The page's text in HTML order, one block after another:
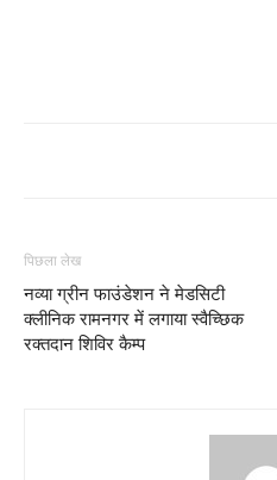
पिछला लेख
नव्या ग्रीन फाउंडेशन ने मेडसिटी
क्लीनिक रामनगर में लगाया स्वैच्छिक
रक्तदान शिविर कैम्प